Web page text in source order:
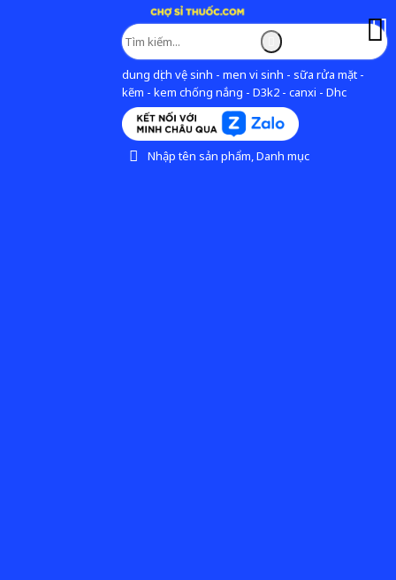
dung dịch vệ sinh - men vi sinh - sữa rửa mặt -
kẽm - kem chống nắng - D3k2 - canxi - Dhc
Nhập tên sản phẩm, Danh mục